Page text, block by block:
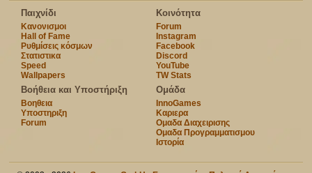
Παιχνίδι
Κανονισμοι
Hall of Fame
Ρυθμίσεις κόσμων
Στατιστικα
Speed
Wallpapers
Κοινότητα
Forum
Instagram
Facebook
Discord
YouTube
TW Stats
Βοήθεια και Υποστήριξη
Βοηθεια
Υποστηριξη
Forum
Ομάδα
InnoGames
Καριερα
Ομαδα Διαχειρισης
Ομαδα Προγραμματισμου
Ιστορία